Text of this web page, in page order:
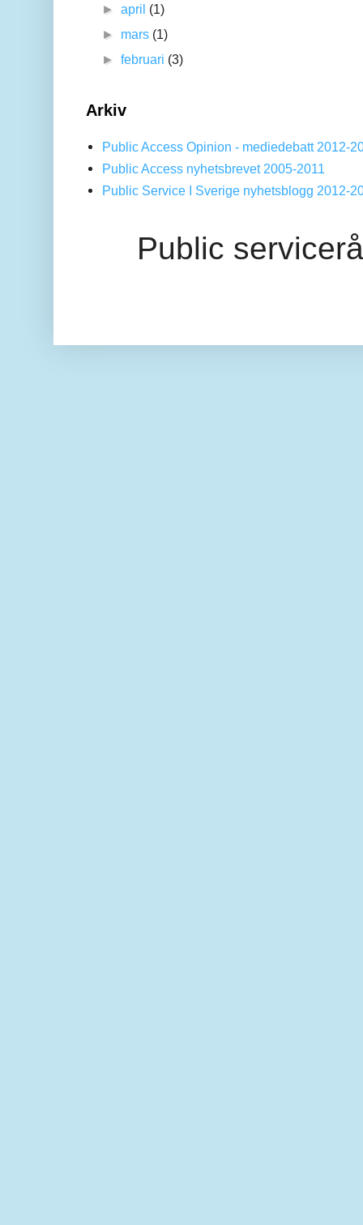
►april (1)
► mars (1)
►februari (3)
Arkiv
Public Access Opinion - mediedebatt 2012-
Public Access nyhetsbrevet 2005-2011
Public Service I Sverige nyhetsblogg 2012-
Public